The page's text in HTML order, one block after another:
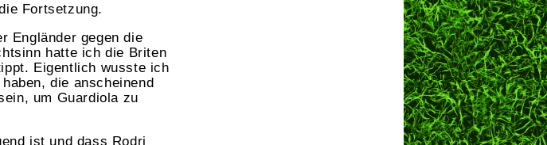
Fortsetzung.
Engländer gegen die
hatte ich die Briten
Eigentlich wusste ich
die anscheinend
um Guardiola zu
ist und dass Rodri